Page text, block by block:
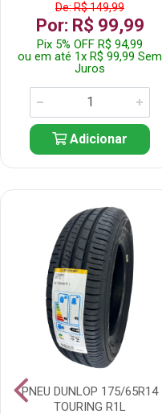
De: R$ 149,99
Por: R$ 99,99
Pix 5% OFF R$ 94,99
ou em até 1x R$ 99,99 Sem
Juros
Adicionar
PNEU DUNLOP 175/65R14
TOURING R1L